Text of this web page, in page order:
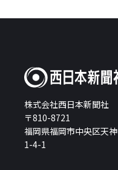
株式会社西日本新聞社
〒810-8721
福岡県福岡市中央区天神
1-4-1